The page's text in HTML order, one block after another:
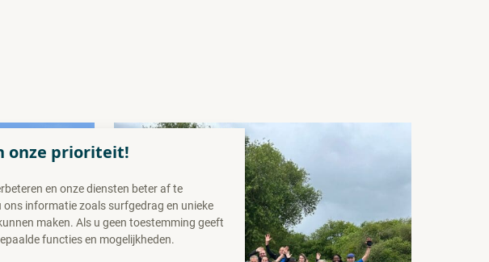
onze prioriteit!
en onze diensten beter af te
informatie zoals surfgedrag en unieke
maken. Als u geen toestemming geeft
functies en mogelijkheden.